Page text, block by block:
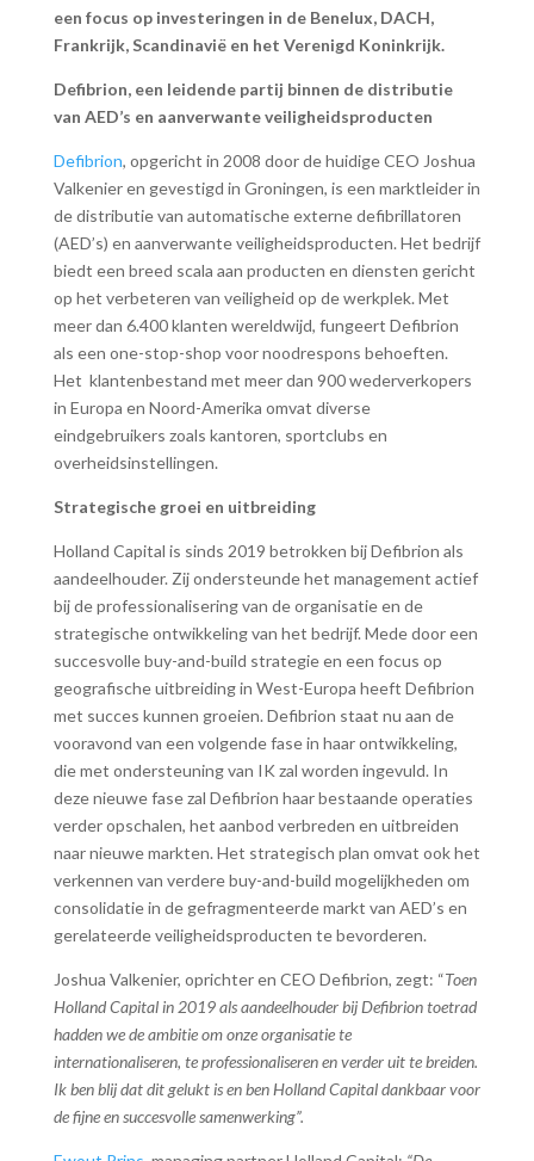
een focus op investeringen in de Benelux, DACH,
Frankrijk, Scandinavië en het Verenigd Koninkrijk.
Defibrion, een leidende partij binnen de distributie
van AED’s en aanverwante veiligheidsproducten
Defibrion, opgericht in 2008 door de huidige CEO Joshua
Valkenier en gevestigd in Groningen, is een marktleider in
de distributie van automatische externe defibrillatoren
(AED’s) en aanverwante veiligheidsproducten. Het bedrijf
biedt een breed scala aan producten en diensten gericht
op het verbeteren van veiligheid op de werkplek. Met
meer dan 6.400 klanten wereldwijd, fungeert Defibrion
als een one-stop-shop voor noodrespons behoeften.
Het klantenbestand met meer dan 900 wederverkopers
in Europa en Noord-Amerika omvat diverse
eindgebruikers zoals kantoren, sportclubs en
overheidsinstellingen.
Strategische groei en uitbreiding
Holland Capital is sinds 2019 betrokken bij Defibrion als
aandeelhouder. Zij ondersteunde het management actief
bij de professionalisering van de organisatie en de
strategische ontwikkeling van het bedrijf. Mede door een
succesvolle buy-and-build strategie en een focus op
geografische uitbreiding in West-Europa heeft Defibrion
met succes kunnen groeien. Defibrion staat nu aan de
vooravond van een volgende fase in haar ontwikkeling,
die met ondersteuning van IK zal worden ingevuld. In
deze nieuwe fase zal Defibrion haar bestaande operaties
verder opschalen, het aanbod verbreden en uitbreiden
naar nieuwe markten. Het strategisch plan omvat ook het
verkennen van verdere buy-and-build mogelijkheden om
consolidatie in de gefragmenteerde markt van AED’s en
gerelateerde veiligheidsproducten te bevorderen.
Joshua Valkenier, oprichter en CEO Defibrion, zegt: “Toen
Holland Capital in 2019 als aandeelhouder bij Defibrion toetrad
hadden we de ambitie om onze organisatie te
internationaliseren, te professionaliseren en verder uit te breiden.
Ik ben blij dat dit gelukt is en ben Holland Capital dankbaar voor
de fijne en succesvolle samenwerking”.